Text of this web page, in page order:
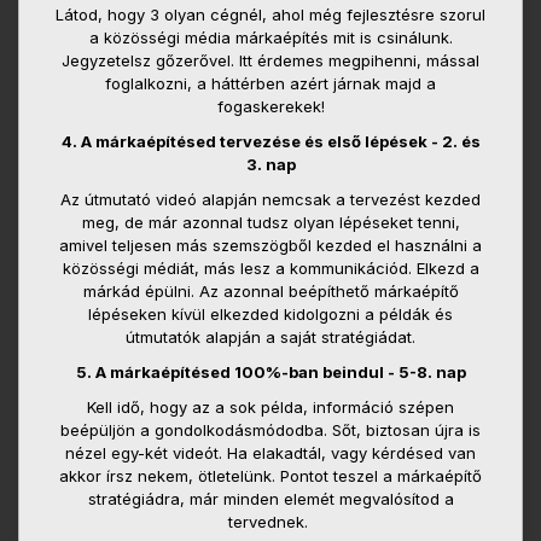
Látod, hogy 3 olyan cégnél, ahol még fejlesztésre szorul
a közösségi média márkaépítés mit is csinálunk.
Jegyzetelsz gőzerővel. Itt érdemes megpihenni, mással
foglalkozni, a háttérben azért járnak majd a
fogaskerekek!
4. A márkaépítésed tervezése és első lépések - 2. és
3. nap
Az útmutató videó alapján nemcsak a tervezést kezded
meg, de már azonnal tudsz olyan lépéseket tenni,
amivel teljesen más szemszögből kezded el használni a
közösségi médiát, más lesz a kommunikációd. Elkezd a
márkád épülni. Az azonnal beépíthető márkaépítő
lépéseken kívül elkezded kidolgozni a példák és
útmutatók alapján a saját stratégiádat.
5. A márkaépítésed 100%-ban beindul - 5-8. nap
Kell idő, hogy az a sok példa, információ szépen
beépüljön a gondolkodásmódodba. Sőt, biztosan újra is
nézel egy-két videót. Ha elakadtál, vagy kérdésed van
akkor írsz nekem, ötletelünk. Pontot teszel a márkaépítő
stratégiádra, már minden elemét megvalósítod a
tervednek.